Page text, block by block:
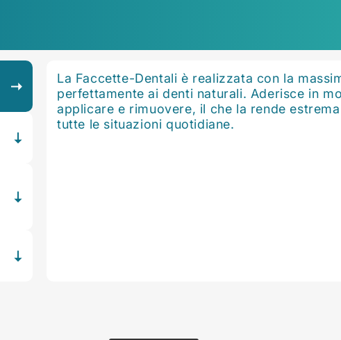
La Faccette-Dentali è realizzata con la
perfettamente ai denti naturali. Aderisce in
applicare e rimuovere, il che la rende
tutte le situazioni quotidiane.